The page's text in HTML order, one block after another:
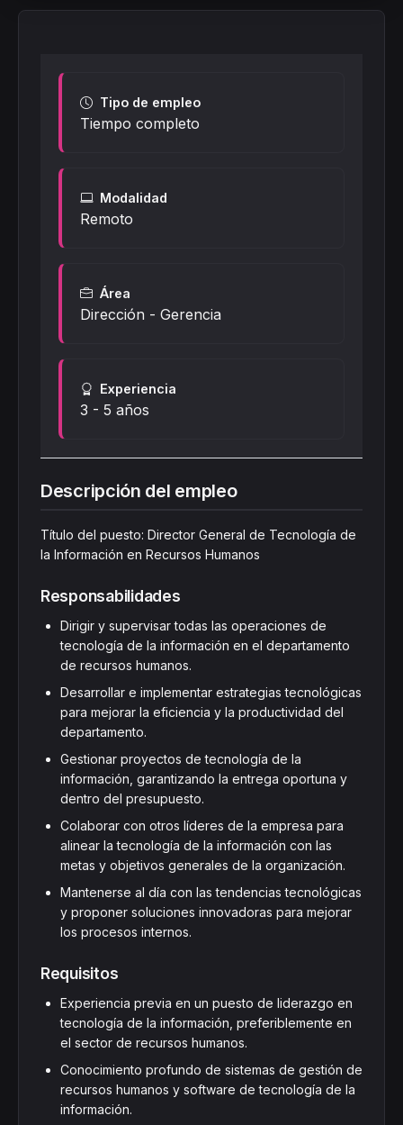
Tipo de empleo
Tiempo completo
Modalidad
Remoto
Área
Dirección - Gerencia
Experiencia
3 - 5 años
Descripción del empleo
Título del puesto: Director General de Tecnología de
la Información en Recursos Humanos
Responsabilidades
Dirigir y supervisar todas las operaciones de
tecnología de la información en el departamento
de recursos humanos.
Desarrollar e implementar estrategias tecnológicas
para mejorar la eficiencia y la productividad del
departamento.
Gestionar proyectos de tecnología de la
información, garantizando la entrega oportuna y
dentro del presupuesto.
Colaborar con otros líderes de la empresa para
alinear la tecnología de la información con las
metas y objetivos generales de la organización.
Mantenerse al día con las tendencias tecnológicas
y proponer soluciones innovadoras para mejorar
los procesos internos.
Requisitos
Experiencia previa en un puesto de liderazgo en
tecnología de la información, preferiblemente en
el sector de recursos humanos.
Conocimiento profundo de sistemas de gestión de
recursos humanos y software de tecnología de la
información.